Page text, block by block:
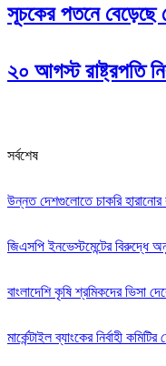
সূচকের পতনে বেড়েছে
২০ আগস্ট রাষ্ট্রপতি
সর্বশেষ
উন্নত দেশগুলোতে চাকরি হারানোর
জিএসপি ইনভেস্টমেন্টের বিরুদ্ধে
বাংলাদেশি কৃষি শ্রমিকদের ভিসা
মার্কেন্টাইল ব্যাংকের নির্বাহী